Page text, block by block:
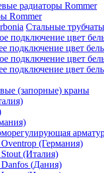
радиаторы Rommer
Rommer
Стальные
подключение цвет
подключение цвет
подключение цвет
подключение цвет
(запорные) краны
(Германия)
(Италия)
(Дания)